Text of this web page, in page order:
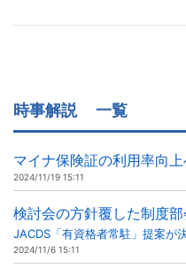
時事解説 一覧
マイナ保険証の利用率向
2024/11/19 15:11
検討会の方針覆した制度部
JACDS「有資格者常駐」提案が
2024/11/6 15:11